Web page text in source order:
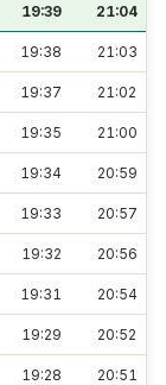
19:39 21:04
19:38 21:03
19:37 21:02
19:35 21:00
19:34 20:59
19:33 20:57
19:32 20:56
19:31 20:54
19:29 20:52
19:28 20:51